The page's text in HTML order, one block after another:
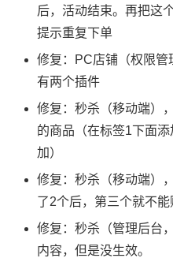
后，活动结束。再把这
提示重复下单
修复：PC店铺（权限管
有两个插件
修复：秒杀（移动端）
的商品（在标签1下面
加）
修复：秒杀（移动端）
了2个后，第三个就不能
修复：秒杀（管理后台
内容，但是没生效。